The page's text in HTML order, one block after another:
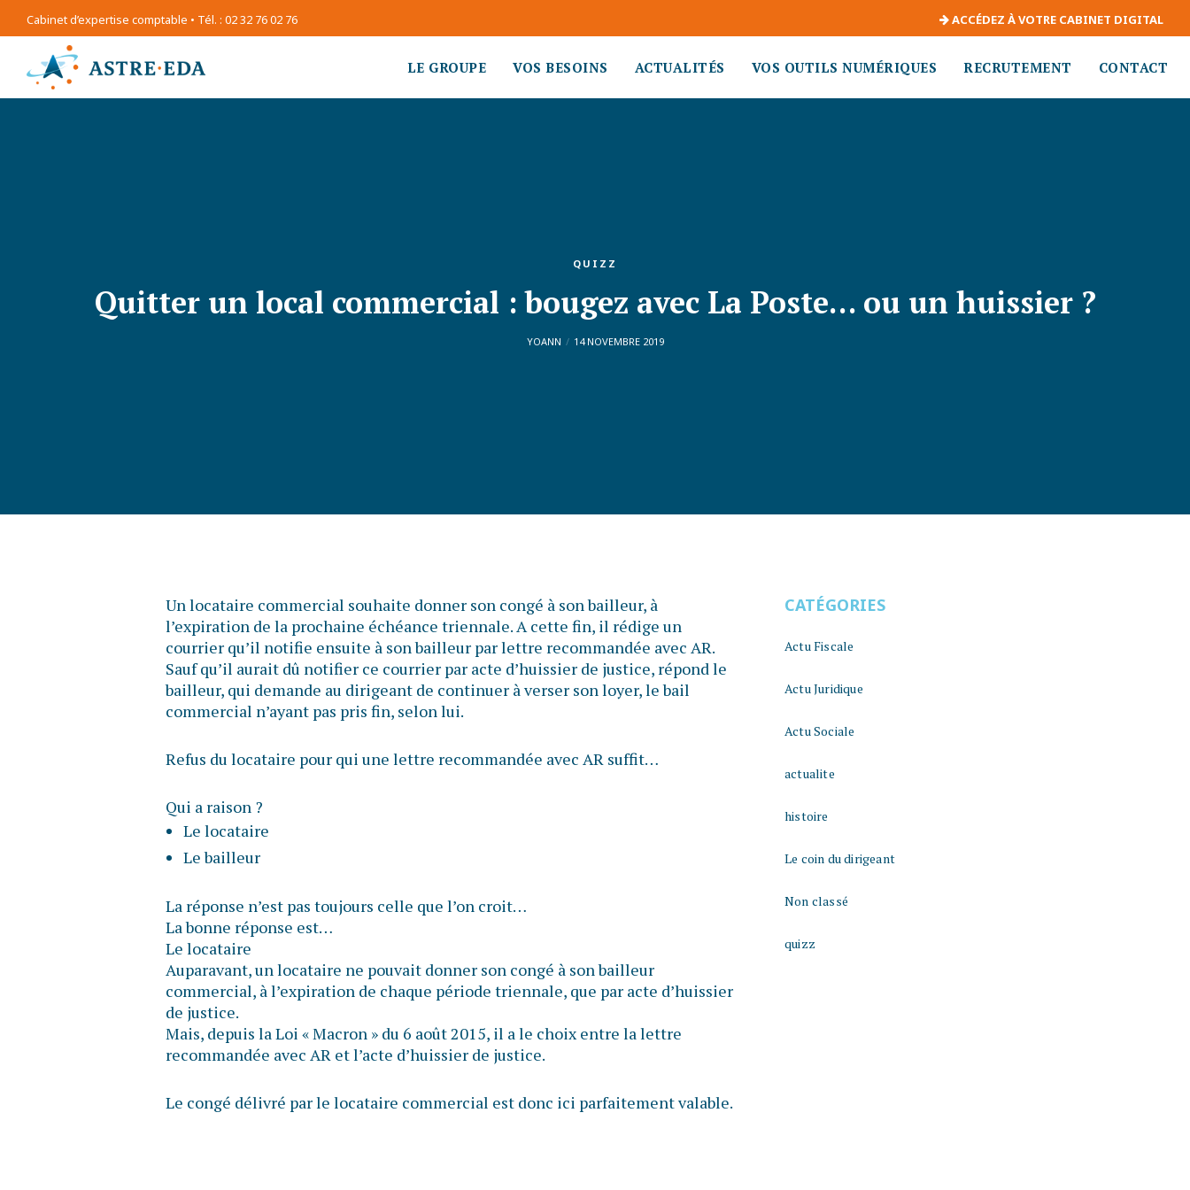
Cabinet d’expertise comptable • Tél. : 02 32 76 02 76 ACCÉDEZ À VOTRE CABINET DIGITAL
LE GROUPE VOS BESOINS ACTUALITÉS VOS OUTILS NUMÉRIQUES RECRUTEMENT CONTACT
QUIZZ
Quitter un local commercial : bougez avec La Poste… ou un huissier ?
YOANN 14 NOVEMBRE 2019
Un locataire commercial souhaite donner son congé à son bailleur, à
l’expiration de la prochaine échéance triennale. A cette fin, il rédige un
courrier qu’il notifie ensuite à son bailleur par lettre recommandée avec AR.
Sauf qu’il aurait dû notifier ce courrier par acte d’huissier de justice, répond le
bailleur, qui demande au dirigeant de continuer à verser son loyer, le bail
commercial n’ayant pas pris fin, selon lui.
Refus du locataire pour qui une lettre recommandée avec AR suffit…
Qui a raison ?
Le locataire
Le bailleur
La réponse n’est pas toujours celle que l’on croit…
La bonne réponse est…
Le locataire
Auparavant, un locataire ne pouvait donner son congé à son bailleur
commercial, à l’expiration de chaque période triennale, que par acte d’huissier
de justice.
Mais, depuis la Loi « Macron » du 6 août 2015, il a le choix entre la lettre
recommandée avec AR et l’acte d’huissier de justice.
Le congé délivré par le locataire commercial est donc ici parfaitement valable.
CATÉGORIES
Actu Fiscale
Actu Juridique
Actu Sociale
actualite
histoire
Le coin du dirigeant
Non classé
quizz